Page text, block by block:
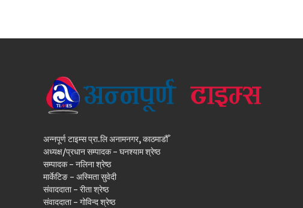
अन्नपूर्ण टाइम्स प्रा.लि अनामनगर, काठमाडौँ
अध्यक्ष/प्रधान सम्पादक - घनश्याम श्रेष्ठ
सम्पादक - नलिना श्रेष्ठ
मार्केटिङ - अस्मिता सुवेदी
संवाददाता - रीता श्रेष्ठ
संवाददाता - गोविन्द श्रेष्ठ